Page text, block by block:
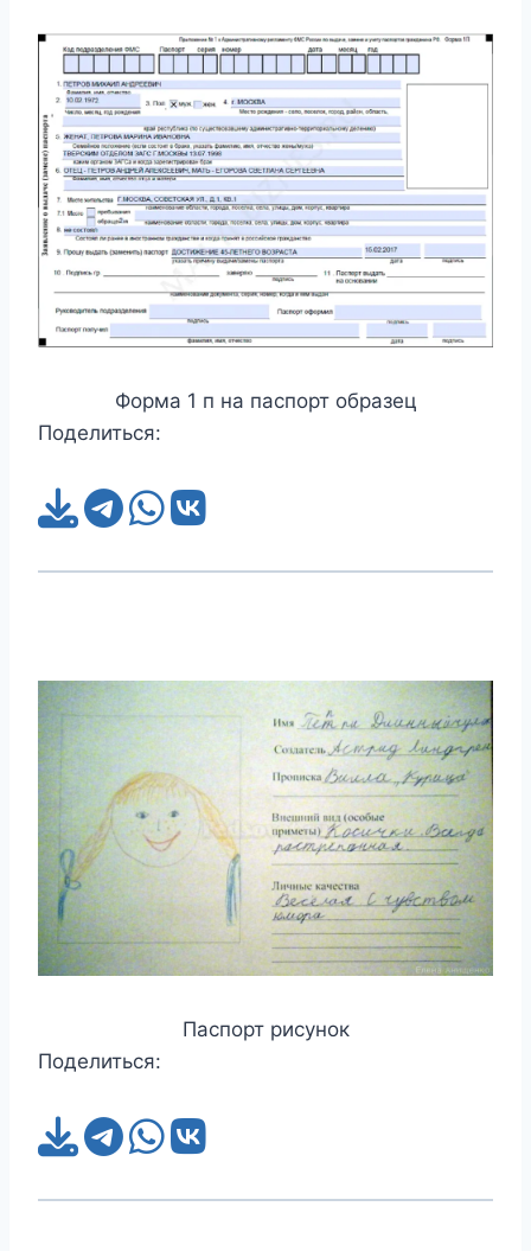
Форма 1 п на паспорт образец
Поделиться:
Паспорт рисунок
Поделиться: